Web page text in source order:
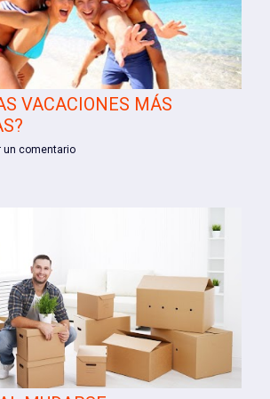
VACACIONES MÁS
un comentario